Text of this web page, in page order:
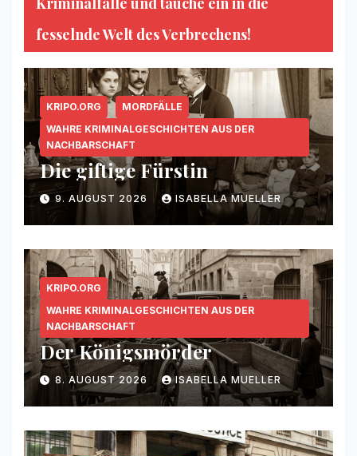
fesselnde Welt des Verbrechens!
KRIPO.ORG
MORDFÄLLE
WAHRE KRIMINALGESCHICHTEN AUS DER
NACHBARSCHAFT
Die giftige Fürstin
9. AUGUST 2026 ISABELLA MUELLER
KRIPO.ORG
WAHRE KRIMINALGESCHICHTEN AUS DER
NACHBARSCHAFT
Der Königsmörder
8. AUGUST 2026 ISABELLA MUELLER